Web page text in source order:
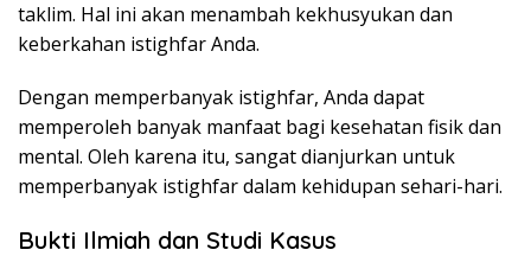
taklim. Hal ini akan menambah kekhusyukan dan
keberkahan istighfar Anda.
Dengan memperbanyak istighfar, Anda dapat
memperoleh banyak manfaat bagi kesehatan fisik dan
mental. Oleh karena itu, sangat dianjurkan untuk
memperbanyak istighfar dalam kehidupan sehari-hari.
Bukti Ilmiah dan Studi Kasus